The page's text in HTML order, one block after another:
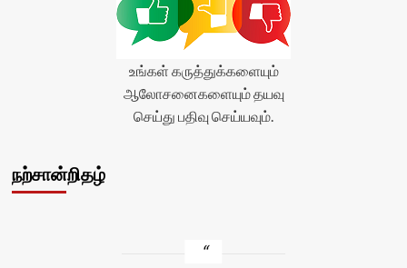
உங்கள் கருத்துக்களையும்
ஆலோசனைகளையும் தயவு
செய்து பதிவு செய்யவும்.
நற்சான்றிதழ்